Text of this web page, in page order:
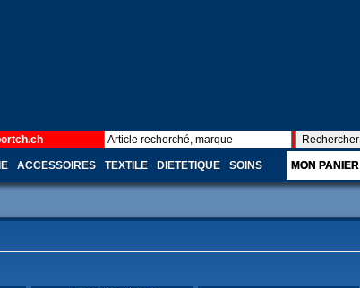
ACCESSOIRES TEXTILE DIETETIQUE SOINS MON PANIER